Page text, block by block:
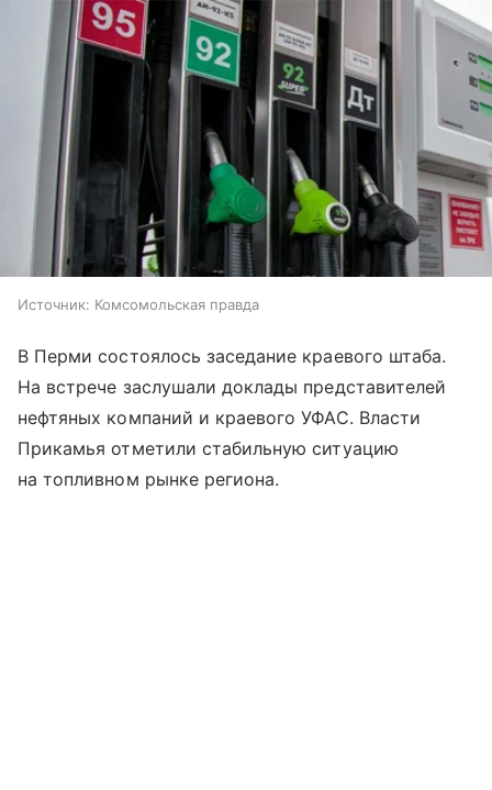
Источник: Комсомольская правда
В Перми состоялось заседание краевого штаба.
На встрече заслушали доклады представителей
нефтяных компаний и краевого УФАС. Власти
Прикамья отметили стабильную ситуацию
на топливном рынке региона.